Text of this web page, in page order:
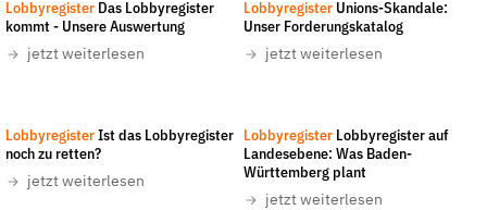
Lobbyregister Das Lobbyregister
kommt - Unsere Auswertung
jetzt weiterlesen
Lobbyregister Unions-Skandale:
Unser Forderungskatalog
jetzt weiterlesen
Lobbyregister Ist das Lobbyregister
noch zu retten?
jetzt weiterlesen
Lobbyregister Lobbyregister auf
Landesebene: Was Baden-
Württemberg plant
jetzt weiterlesen